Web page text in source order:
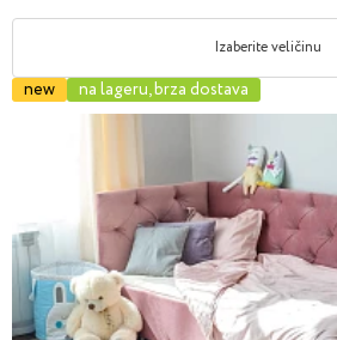
Izaberite veličinu
new na lageru, brza dostava